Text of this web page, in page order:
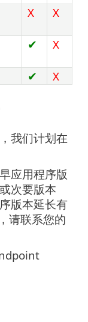
X X
✔ X
✔ X
我们计划在
应用程序版
次要版本
版本延长有
请联系您的